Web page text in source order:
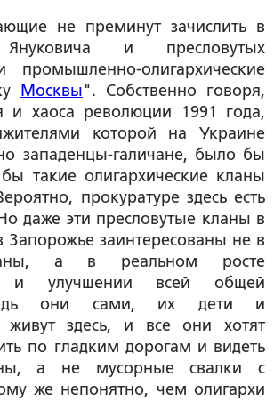
не преминут зачислить в
Януковича и пресловутых
олигархические
Москвы". Собственно говоря,
и хаоса революции 1991 года,
которой на Украине
западенцы-галичане, было бы
такие олигархические кланы
прокуратуре здесь есть
даже эти пресловутые кланы в
Запорожье заинтересованы не в
а в реальном росте
и улучшении всей общей
они сами, их дети и
живут здесь, и все они хотят
по гладким дорогам и видеть
а не мусорные свалки с
же непонятно, чем олигархи